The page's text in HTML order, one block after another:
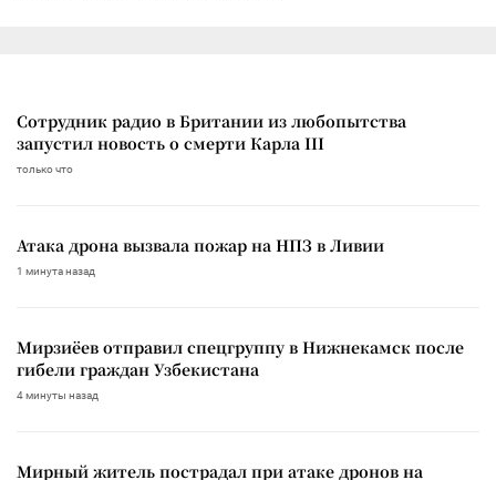
Сотрудник радио в Британии из любопытства
запустил новость о смерти Карла III
только что
Атака дрона вызвала пожар на НПЗ в Ливии
1 минута назад
Мирзиёев отправил спецгруппу в Нижнекамск после
гибели граждан Узбекистана
4 минуты назад
Мирный житель пострадал при атаке дронов на